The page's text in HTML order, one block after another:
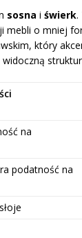
sosna i świerk.
o mniej
który
na
podatność na